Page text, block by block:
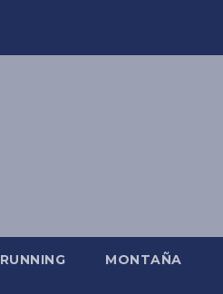
RUNNING MONTAÑA